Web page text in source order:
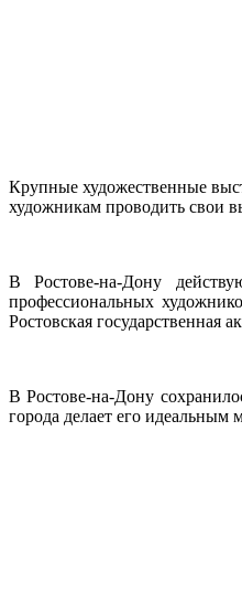
Крупные художественные
художникам проводить свои
В Ростове-на-Дону
профессиональных
Ростовская государственная
В Ростове-на-Дону
города делает его идеальным